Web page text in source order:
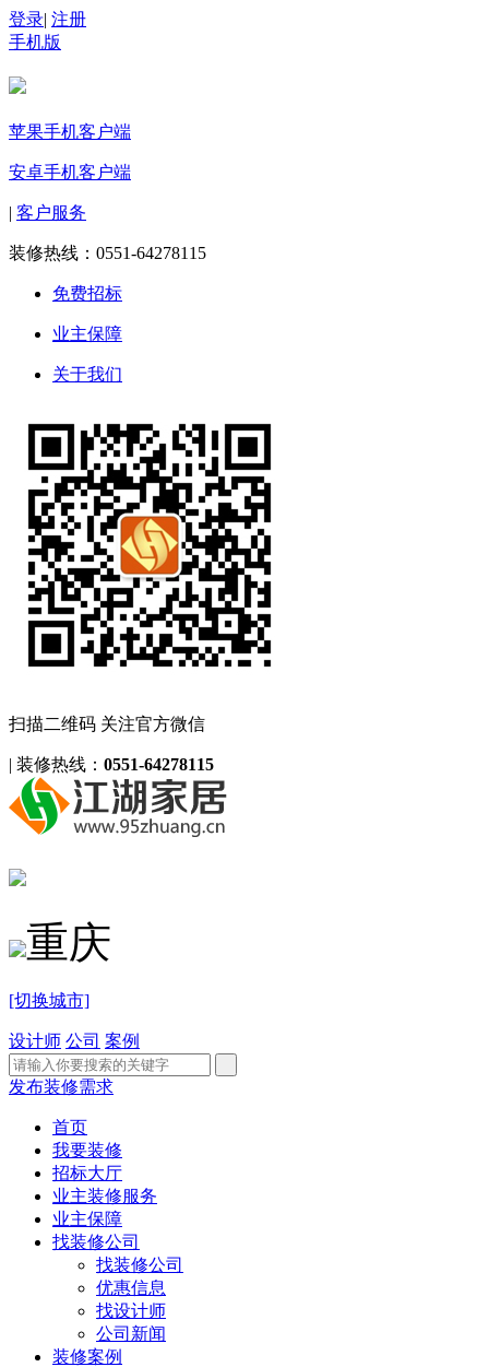
登录| 注册
手机版
苹果手机客户端
安卓手机客户端
| 客户服务
装修热线： 0551-64278115
免费招标
业主保障
关于我们
扫描二维码 关注官方微信
| 装修热线： 0551-64278115
重庆
[切换城市]
设计师 公司 案例
发布装修需求
首页
我要装修
招标大厅
业主装修服务
业主保障
找装修公司
找装修公司
优惠信息
找设计师
公司新闻
装修案例